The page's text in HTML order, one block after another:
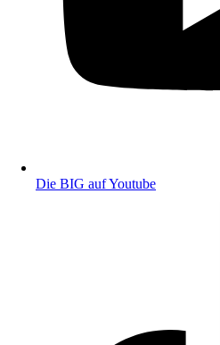
Die BIG auf Youtube